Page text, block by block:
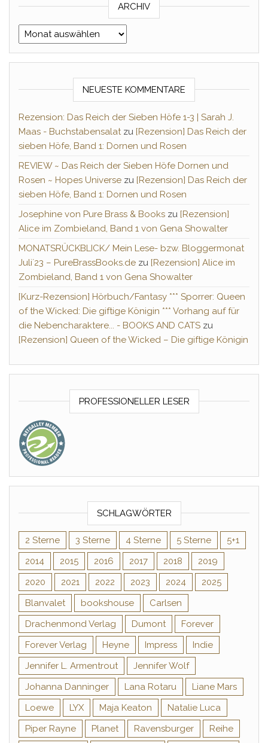
ARCHIV
Archiv
NEUESTE KOMMENTARE
Rezension: Das Reich der Sieben Höfe 1-3 | Sarah J.
Maas - Buchstabensalat zu [Rezension] Das Reich der
sieben Höfe, Band 1: Dornen und Rosen
REVIEW ~ Das Reich der Sieben Höfe Dornen und
Rosen ~ Hopes Universe zu [Rezension] Das Reich der
sieben Höfe, Band 1: Dornen und Rosen
Josephine von Pure Brass & Books zu [Rezension]
Alice im Zombieland, Band 1 von Gena Showalter
MONATSRÜCKBLICK/ Mein Lese- bzw. Bloggermonat
Juli´23 – PureBrassBooks.de zu [Rezension] Alice im
Zombieland, Band 1 von Gena Showalter
[Kurz-Rezension] Hörbuch/Fantasy *** Sporrer: Queen
of the Wicked: Die giftige Königin *** Vorhang auf für
die Nebencharaktere... - BOOKS AND CATS zu
[Rezension] Queen of the Wicked – Die giftige Königin
PROFESSIONELLER LESER
SCHLAGWÖRTER
2 Sterne 3 Sterne 4 Sterne 5 Sterne
5+1
2014
2015 2016 2017 2018
2019
2020
2021 2022 2023 2024
2025
Blanvalet
bookshouse
Carlsen
Drachenmond Verlag
Dumont
Forever
Forever Verlag
Heyne Impress
Indie
Jennifer L. Armentrout
Jennifer Wolf
Johanna Danninger
Lana Rotaru
Liane Mars
Loewe
LYX Maja Keaton
Natalie Luca
Piper Rayne
Planet Ravensburger
Reihe